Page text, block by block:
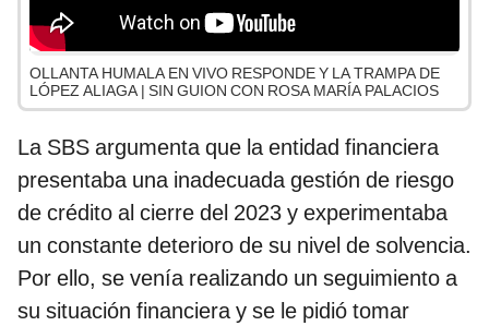
OLLANTA HUMALA EN VIVO RESPONDE Y LA TRAMPA DE
LÓPEZ ALIAGA | SIN GUION CON ROSA MARÍA PALACIOS
La SBS argumenta que la entidad financiera
presentaba una inadecuada gestión de riesgo
de crédito al cierre del 2023 y experimentaba
un constante deterioro de su nivel de solvencia.
Por ello, se venía realizando un seguimiento a
su situación financiera y se le pidió tomar